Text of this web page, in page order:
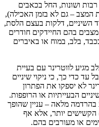
רבות ושונות, החל בכאבים
– גם לא בזמן האכילה),
השיניים, דלקות בעצם הלסת,
בהם החיידקים חודרים
בלב, במוח או באיברים
מגיע לווטרינר עם בעיית
עד כדי כך, כי ניקוי שיניים
לא יספקו את הפתרון
הבעייתיות או הרופפות.
בהרדמה מלאה – עניין שהופך
הקשישים יותר, אלא אף
או מעורבים בהם.